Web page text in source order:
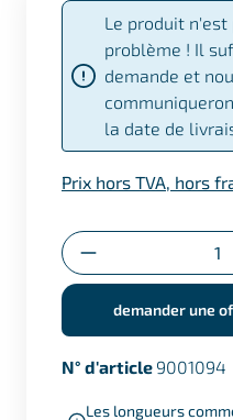
Le produit n'est
problème ! Il
demande et
la date de
Prix hors TVA, hors
Quantité
demander une
N° d'article 9001094
Les longueurs